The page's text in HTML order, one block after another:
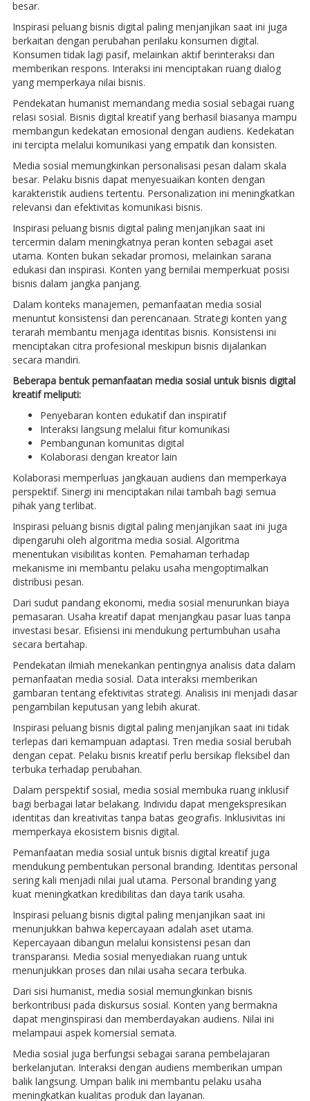
besar.
Inspirasi peluang bisnis digital paling menjanjikan saat ini juga
berkaitan dengan perubahan perilaku konsumen digital.
Konsumen tidak lagi pasif, melainkan aktif berinteraksi dan
memberikan respons. Interaksi ini menciptakan ruang dialog
yang memperkaya nilai bisnis.
Pendekatan humanist memandang media sosial sebagai ruang
relasi sosial. Bisnis digital kreatif yang berhasil biasanya mampu
membangun kedekatan emosional dengan audiens. Kedekatan
ini tercipta melalui komunikasi yang empatik dan konsisten.
Media sosial memungkinkan personalisasi pesan dalam skala
besar. Pelaku bisnis dapat menyesuaikan konten dengan
karakteristik audiens tertentu. Personalization ini meningkatkan
relevansi dan efektivitas komunikasi bisnis.
Inspirasi peluang bisnis digital paling menjanjikan saat ini
tercermin dalam meningkatnya peran konten sebagai aset
utama. Konten bukan sekadar promosi, melainkan sarana
edukasi dan inspirasi. Konten yang bernilai memperkuat posisi
bisnis dalam jangka panjang.
Dalam konteks manajemen, pemanfaatan media sosial
menuntut konsistensi dan perencanaan. Strategi konten yang
terarah membantu menjaga identitas bisnis. Konsistensi ini
menciptakan citra profesional meskipun bisnis dijalankan
secara mandiri.
Beberapa bentuk pemanfaatan media sosial untuk bisnis digital
kreatif meliputi:
Penyebaran konten edukatif dan inspiratif
Interaksi langsung melalui fitur komunikasi
Pembangunan komunitas digital
Kolaborasi dengan kreator lain
Kolaborasi memperluas jangkauan audiens dan memperkaya
perspektif. Sinergi ini menciptakan nilai tambah bagi semua
pihak yang terlibat.
Inspirasi peluang bisnis digital paling menjanjikan saat ini juga
dipengaruhi oleh algoritma media sosial. Algoritma
menentukan visibilitas konten. Pemahaman terhadap
mekanisme ini membantu pelaku usaha mengoptimalkan
distribusi pesan.
Dari sudut pandang ekonomi, media sosial menurunkan biaya
pemasaran. Usaha kreatif dapat menjangkau pasar luas tanpa
investasi besar. Efisiensi ini mendukung pertumbuhan usaha
secara bertahap.
Pendekatan ilmiah menekankan pentingnya analisis data dalam
pemanfaatan media sosial. Data interaksi memberikan
gambaran tentang efektivitas strategi. Analisis ini menjadi dasar
pengambilan keputusan yang lebih akurat.
Inspirasi peluang bisnis digital paling menjanjikan saat ini tidak
terlepas dari kemampuan adaptasi. Tren media sosial berubah
dengan cepat. Pelaku bisnis kreatif perlu bersikap fleksibel dan
terbuka terhadap perubahan.
Dalam perspektif sosial, media sosial membuka ruang inklusif
bagi berbagai latar belakang. Individu dapat mengekspresikan
identitas dan kreativitas tanpa batas geografis. Inklusivitas ini
memperkaya ekosistem bisnis digital.
Pemanfaatan media sosial untuk bisnis digital kreatif juga
mendukung pembentukan personal branding. Identitas personal
sering kali menjadi nilai jual utama. Personal branding yang
kuat meningkatkan kredibilitas dan daya tarik usaha.
Inspirasi peluang bisnis digital paling menjanjikan saat ini
menunjukkan bahwa kepercayaan adalah aset utama.
Kepercayaan dibangun melalui konsistensi pesan dan
transparansi. Media sosial menyediakan ruang untuk
menunjukkan proses dan nilai usaha secara terbuka.
Dari sisi humanist, media sosial memungkinkan bisnis
berkontribusi pada diskursus sosial. Konten yang bermakna
dapat menginspirasi dan memberdayakan audiens. Nilai ini
melampaui aspek komersial semata.
Media sosial juga berfungsi sebagai sarana pembelajaran
berkelanjutan. Interaksi dengan audiens memberikan umpan
balik langsung. Umpan balik ini membantu pelaku usaha
meningkatkan kualitas produk dan layanan.